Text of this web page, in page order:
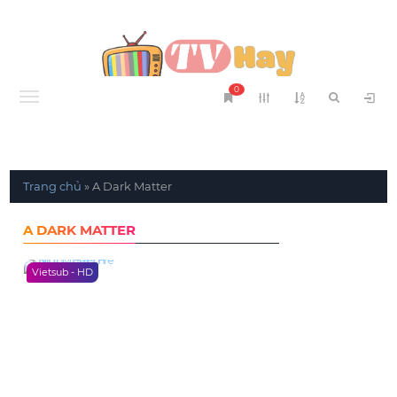
Menu
0
Trang chủ »A Dark Matter
A DARK MATTER
Vietsub - HD